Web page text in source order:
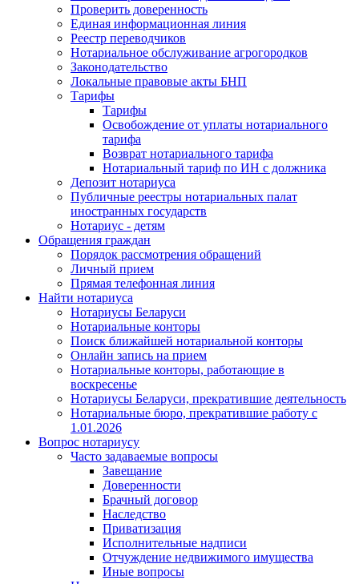
Проверить доверенность
Единая информационная линия
Реестр переводчиков
Нотариальное обслуживание агрогородков
Законодательство
Локальные правовые акты БНП
Тарифы
Тарифы
Освобождение от уплаты нотариального
тарифа
Возврат нотариального тарифа
Нотариальный тариф по ИН с должника
Депозит нотариуса
Публичные реестры нотариальных палат
иностранных государств
Нотариус - детям
Обращения граждан
Порядок рассмотрения обращений
Личный прием
Прямая телефонная линия
Найти нотариуса
Нотариусы Беларуси
Нотариальные конторы
Поиск ближайшей нотариальной конторы
Онлайн запись на прием
Нотариальные конторы, работающие в
воскресенье
Нотариусы Беларуси, прекратившие деятельность
Нотариальные бюро, прекратившие работу с
1.01.2026
Вопрос нотариусу
Часто задаваемые вопросы
Завещание
Доверенности
Брачный договор
Наследство
Приватизация
Исполнительные надписи
Отчуждение недвижимого имущества
Иные вопросы